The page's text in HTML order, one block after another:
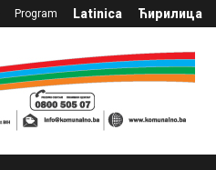
Program Latinica Ћирилица